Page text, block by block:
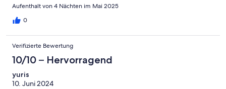
Aufenthalt von 4 Nächten im Mai 2025
0
Verifizierte Bewertung
10/10 – Hervorragend
yuris
10. Juni 2024